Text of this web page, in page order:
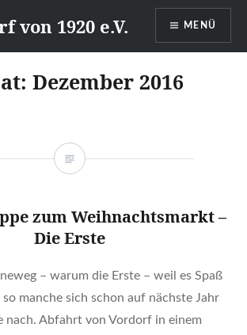
von 1920 e.V. MENÜ
Dezember 2016
zum Weihnachtsmarkt –
Die Erste
– warum die Erste – weil es Spaß
manche sich schon auf nächste Jahr
nach. Abfahrt von Vordorf in einem